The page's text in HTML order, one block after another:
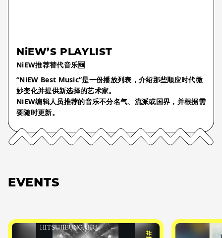
NiEW’S PLAYLIST
NiEW推荐替代音乐🆕
“NiEW Best Music”是一份播放列表，介绍那些顺应时代微
妙变化并提供新选择的艺术家。
NiEW编辑人员推荐的音乐不分名气、流派或国界，并根据需
要随时更新。
EVENTS